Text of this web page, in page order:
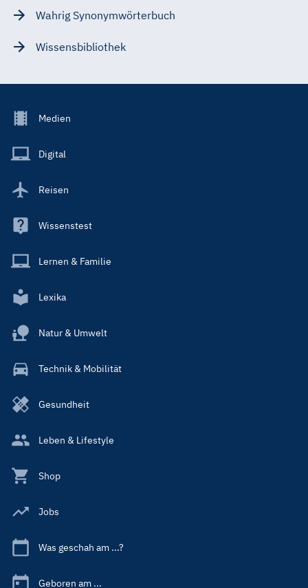
Wahrig Synonymwörterbuch
Wissensbibliothek
Footer
Main
Medien
Digital
Reisen
Wissenstest
Lernen & Familie
Lexika
Natur & Umwelt
Technik & Mobilität
Gesundheit
Leben & Lifestyle
Shop
Jobs
Was geschah am ...?
Geboren am ...